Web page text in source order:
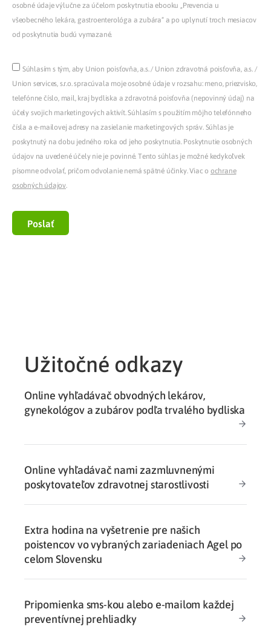
osobné údaje výlučne za účelom poskytnutia ebooku „Prevencia u
všeobecného lekára, gastroenterológa a zubára“ a po uplynutí troch mesiacov
od poskytnutia budú vymazané.
Súhlasím s tým, aby Union poisťovňa, a.s. / Union zdravotná poisťovňa, a.s. /
Union services, s.r.o. spracúvala moje osobné údaje v rozsahu: meno, priezvisko,
telefónne číslo, mail, kraj bydliska a zdravotná poisťovňa (nepovinný údaj) na
účely svojich marketingových aktivít. Súhlasím s použitím môjho telefónneho
čísla a e-mailovej adresy na zasielanie marketingových správ. Súhlas je
poskytnutý na dobu jedného roka od jeho poskytnutia. Poskytnutie osobných
údajov na uvedené účely nie je povinné. Tento súhlas je možné kedykoľvek
písomne odvolať, pričom odvolanie nemá spätné účinky. Viac o ochrane
osobných údajov
Poslať
Užitočné odkazy
Online vyhľadávač obvodných lekárov,
gynekológov a zubárov podľa trvalého bydliska
Online vyhľadávač nami zazmluvnenými
poskytovateľov zdravotnej starostlivosti
Extra hodina na vyšetrenie pre našich
poistencov vo vybraných zariadeniach Agel po
celom Slovensku
Pripomienka sms-kou alebo e-mailom každej
preventívnej prehliadky